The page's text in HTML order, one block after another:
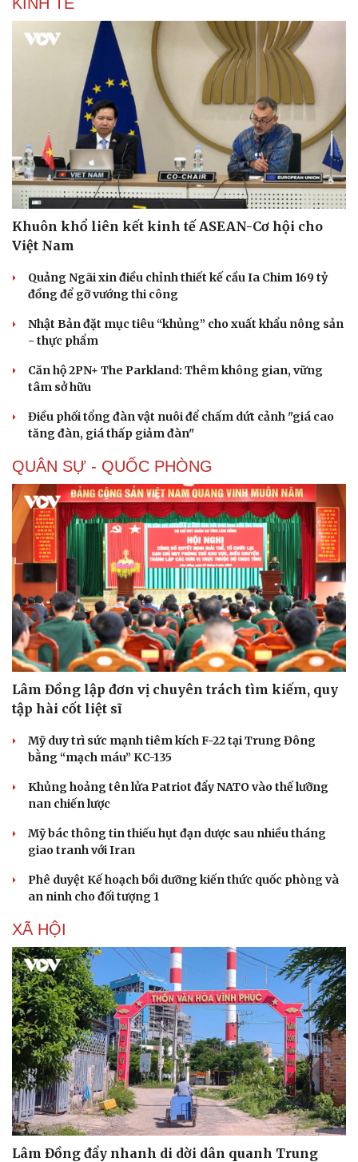
Sức khỏe
Cây thuốc
Sản phụ khoa
Nhi khoa
Nam khoa
Làm đẹp - giảm cân
Phòng mạch online
Ăn sạch sống khỏe
Tình yêu - Gia đình
Khuôn khổ liên kết kinh tế ASEAN-Cơ hội cho
Việt Nam
Quảng Ngãi xin điều chỉnh thiết kế cầu Ia Chim 169 tỷ
đồng để gỡ vướng thi công
Nhật Bản đặt mục tiêu “khủng” cho xuất khẩu nông sản
- thực phẩm
Căn hộ 2PN+ The Parkland: Thêm không gian, vững
tâm sở hữu
Điều phối tổng đàn vật nuôi để chấm dứt cảnh "giá cao
tăng đàn, giá thấp giảm đàn"
QUÂN SỰ - QUỐC PHÒNG
Lâm Đồng lập đơn vị chuyên trách tìm kiếm, quy
tập hài cốt liệt sĩ
Mỹ duy trì sức mạnh tiêm kích F-22 tại Trung Đông
bằng “mạch máu” KC-135
Khủng hoảng tên lửa Patriot đẩy NATO vào thế lưỡng
nan chiến lược
Mỹ bác thông tin thiếu hụt đạn dược sau nhiều tháng
giao tranh với Iran
Phê duyệt Kế hoạch bồi dưỡng kiến thức quốc phòng và
an ninh cho đối tượng 1
XÃ HỘI
Lâm Đồng đẩy nhanh di dời dân quanh Trung